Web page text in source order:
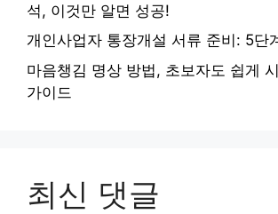
석, 이것만 알면 성공!
개인사업자 통장개설 서류 준비: 5단
마음챙김 명상 방법, 초보자도 쉽게
가이드
최신 댓글